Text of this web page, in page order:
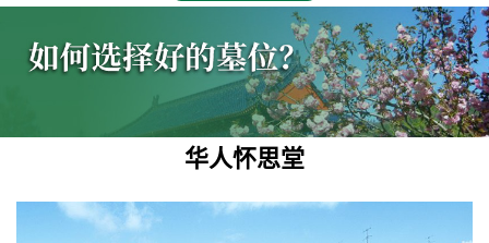
华人怀思堂